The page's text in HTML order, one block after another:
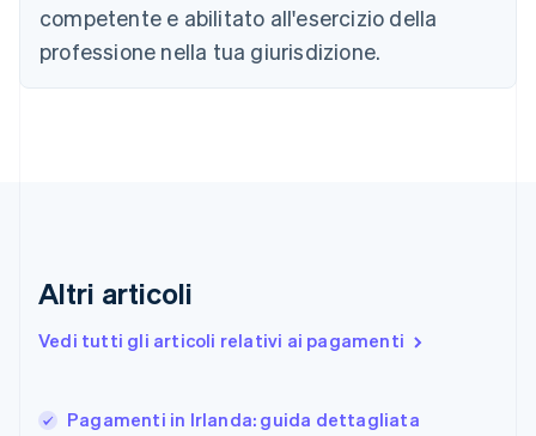
competente e abilitato all'esercizio della
professione nella tua giurisdizione.
Altri articoli
Vedi tutti gli articoli relativi ai pagamenti
Pagamenti in Irlanda: guida dettagliata
Cina continentale
简体中文English
Cipro
Finlandia
Francia
DeutschEnglish